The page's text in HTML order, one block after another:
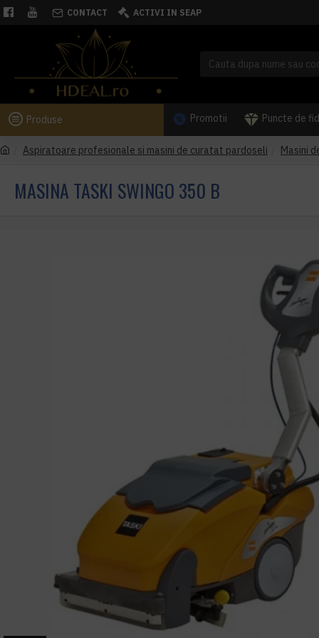
CONTACT ACTIVI IN SEAP
Produse Promotii Puncte de
Aspiratoare profesionale si masini de curatat pardoseli Masini
MASINA TASKI SWINGO 350 B